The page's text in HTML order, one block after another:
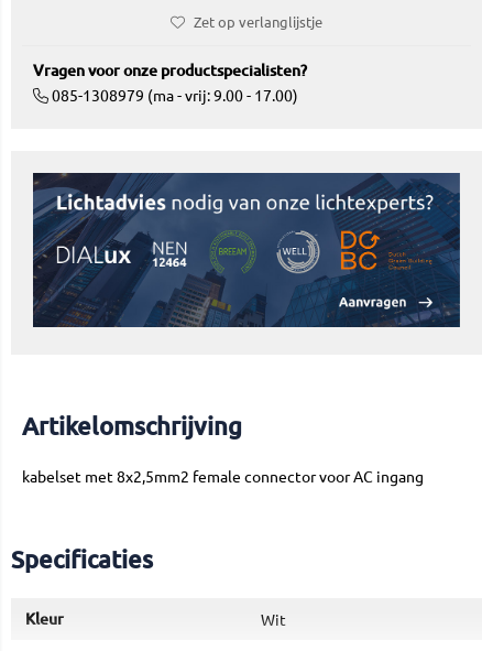
Zet op verlanglijstje
Vragen voor onze productspecialisten?
085-1308979 (ma - vrij: 9.00 - 17.00)
Artikelomschrijving
kabelset met 8x2,5mm2 female connector voor AC ingang
Specificaties
Kleur Wit